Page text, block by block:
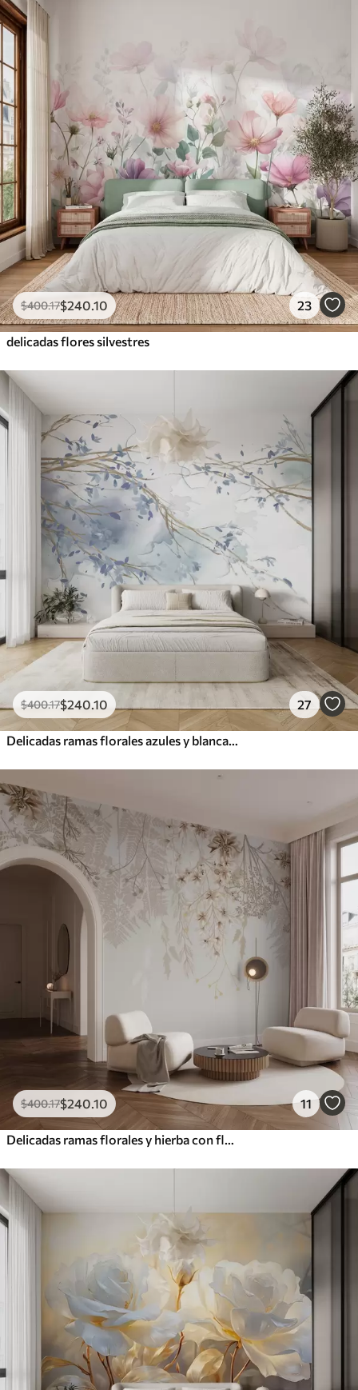
$400.17$240 .10 23
delicadas flores silvestres
$400.17$240 .10 27
$400.17$240 .10 11